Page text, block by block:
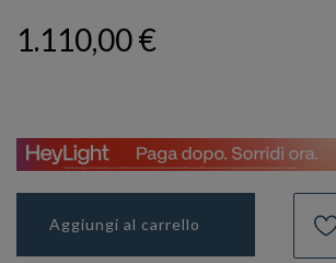
1.110,00 €
Aggiungi al carrello